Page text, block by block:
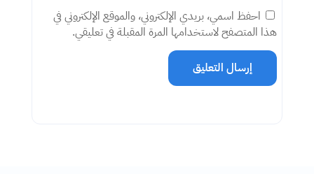
احفظ اسمي، بريدي الإلكتروني، والموقع الإلكتروني في
هذا المتصفح لاستخدامها المرة المقبلة في تعليقي.
إرسال التعليق